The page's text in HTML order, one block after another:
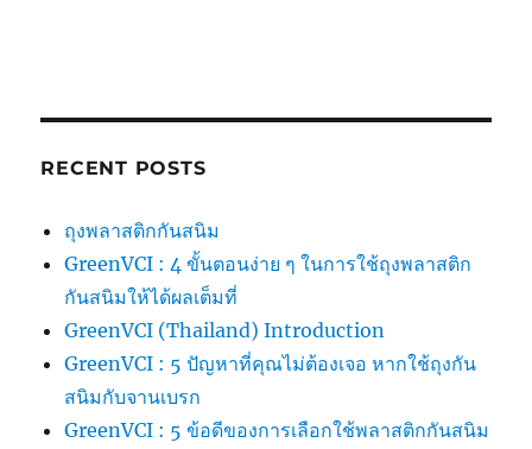
RECENT POSTS
ถุงพลาสติกกันสนิม
GreenVCI : 4 ขั้นตอนง่าย ๆ ในการใช้ถุงพลาสติก
กันสนิมให้ได้ผลเต็มที่
GreenVCI (Thailand) Introduction
GreenVCI : 5 ปัญหาที่คุณไม่ต้องเจอ หากใช้ถุงกัน
สนิมกับจานเบรก
GreenVCI : 5 ข้อดีของการเลือกใช้พลาสติกกันสนิม